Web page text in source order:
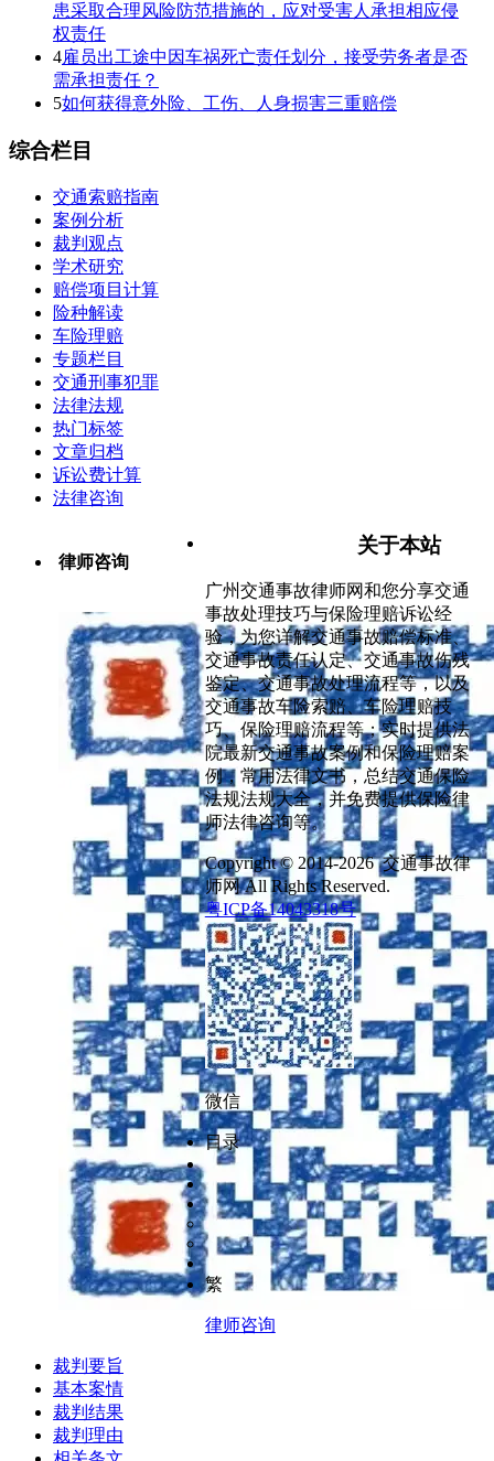
患采取合理风险防范措施的，应对受害人承担相应侵
权责任
4雇员出工途中因车祸死亡责任划分，接受劳务者是否
需承担责任？
5如何获得意外险、工伤、人身损害三重赔偿
综合栏目
交通索赔指南
案例分析
裁判观点
学术研究
赔偿项目计算
险种解读
车险理赔
专题栏目
交通刑事犯罪
法律法规
热门标签
文章归档
诉讼费计算
法律咨询
律师咨询
关于本站
广州交通事故律师网和您分享交通
事故处理技巧与保险理赔诉讼经
验，为您详解交通事故赔偿标准、
交通事故责任认定、交通事故伤残
鉴定、交通事故处理流程等，以及
交通事故车险索赔、车险理赔技
巧、保险理赔流程等；实时提供法
院最新交通事故案例和保险理赔案
例，常用法律文书，总结交通保险
法规法规大全，并免费提供保险律
师法律咨询等。
Copyright © 2014-2026 交通事故律
师网 All Rights Reserved.
粤ICP备14043318号
微信
目录
繁
律师咨询
裁判要旨
基本案情
裁判结果
裁判理由